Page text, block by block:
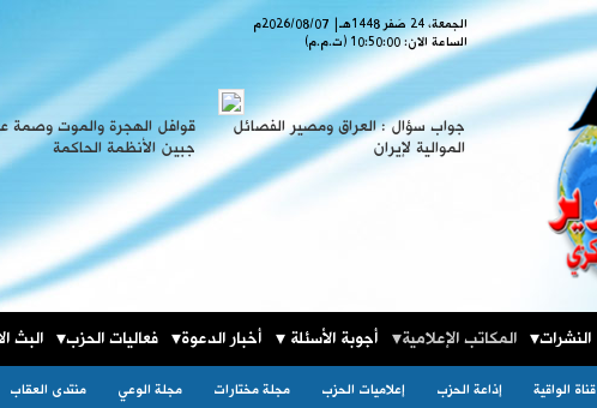
الجمعة، 24 صَفر 1448 هـ 2026/08/07م
الساعة الان:10:50:01 (ت.م.م)
جواب سؤال : العراق ومصير الفصائل
الموالية لإيران
قوافل الهجرة والموت وصمة
جبين الأنظمة الحاكمة
النشرات المكاتب الإعلامية أجوبة الأسئلة أخبار الدعوة فعاليات الحزب البث
قناة الواقية إذاعة الحزب إعلاميات الحزب مجلة مختارات مجلة الوعي منتدى العقاب